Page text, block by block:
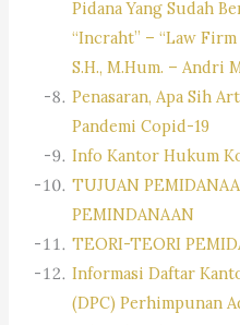
Pidana Yang Sudah
“Incraht” – “Law
S.H., M.Hum. – Andri
Penasaran, Apa Sih
Pandemi Copid-19
Info Kantor Hukum
TUJUAN
PEMINDANAAN
TEORI-TEORI
Informasi Daftar
(DPC) Perhimpunan